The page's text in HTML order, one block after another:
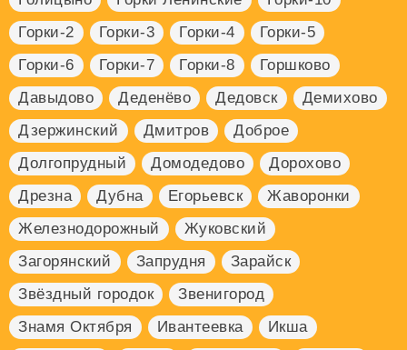
Горки-2
Горки-3 Горки-4
Горки-5
Горки-6
Горки-7 Горки-8
Горшково
Давыдово
Деденёво Дедовск
Демихово
Дзержинский
Дмитров
Доброе
Долгопрудный
Домодедово
Дорохово
Дрезна
Дубна Егорьевск
Жаворонки
Железнодорожный
Жуковский
Загорянский
Запрудня
Зарайск
Звёздный городок
Звенигород
Знамя Октября
Ивантеевка
Икша